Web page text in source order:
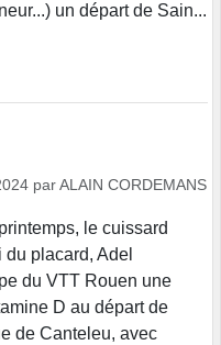
un départ de Sain...
parALAIN CORDEMANS
le cuissard
placard, Adel
du VTT Rouen une
D au départ de
de Canteleu, avec